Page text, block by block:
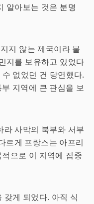
알아보는 것은 분명
지 않는 제국이라 불
지를 보유하고 있었다
없었던 건 당연했다.
지역에 큰 관심을 보
라 사막의 북부와 서부
르게 프랑스는 아프리
으로 이 지역에 집중
갖게 되었다. 아직 식